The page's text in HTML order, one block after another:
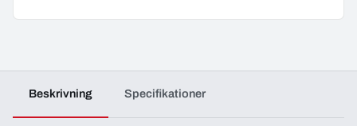
Beskrivning Specifikationer